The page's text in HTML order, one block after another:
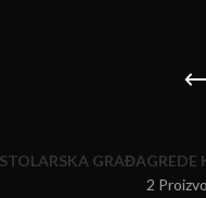
GRAĐAGREDE
2